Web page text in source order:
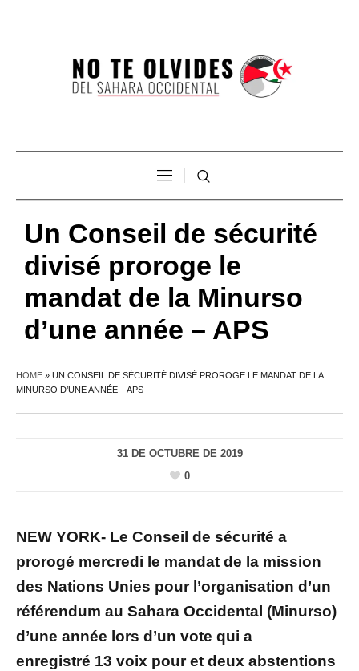
Un Conseil de sécurité
divisé proroge le
mandat de la Minurso
d’une année – APS
HOME » UN CONSEIL DE SÉCURITÉ DIVISÉ PROROGE LE MANDAT DE LA
MINURSO D’UNE ANNÉE – APS
31 DE OCTUBRE DE 2019
0
NEW YORK- Le Conseil de sécurité a
prorogé mercredi le mandat de la mission
des Nations Unies pour l’organisation d’un
référendum au Sahara Occidental (Minurso)
d’une année lors d’un vote qui a
enregistré 13 voix pour et deux abstentions